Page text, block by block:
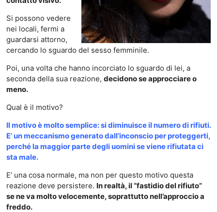
Si possono vedere
nei locali, fermi a
guardarsi attorno,
cercando lo sguardo del sesso femminile.
Poi, una volta che hanno incorciato lo sguardo di lei, a
seconda della sua reazione, decidono se approcciare o
meno.
Qual è il motivo?
Il motivo è molto semplice: si diminuisce il numero di rifiuti.
E’ un meccanismo generato dall’inconscio per proteggerti,
perché la maggior parte degli uomini se viene rifiutata ci
sta male.
E’ una cosa normale, ma non per questo motivo questa
reazione deve persistere. In realtà, il “fastidio del rifiuto”
se ne va molto velocemente, soprattutto nell’approccio a
freddo.